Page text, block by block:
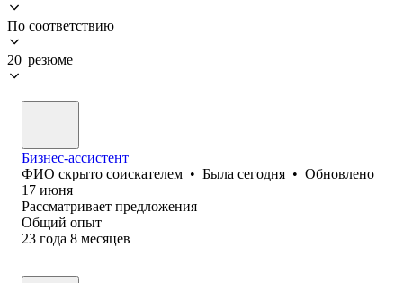
По соответствию
20 резюме
Бизнес-ассистент
ФИО скрыто соискателем • Была сегодня • Обновлено
17 июня
Рассматривает предложения
Общий опыт
23 года 8 месяцев